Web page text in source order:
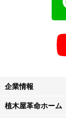
企業情報
植木屋革命ホーム